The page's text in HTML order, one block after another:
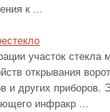
к ...
участок стекла
открывания
и других приборов.
инфракр ...